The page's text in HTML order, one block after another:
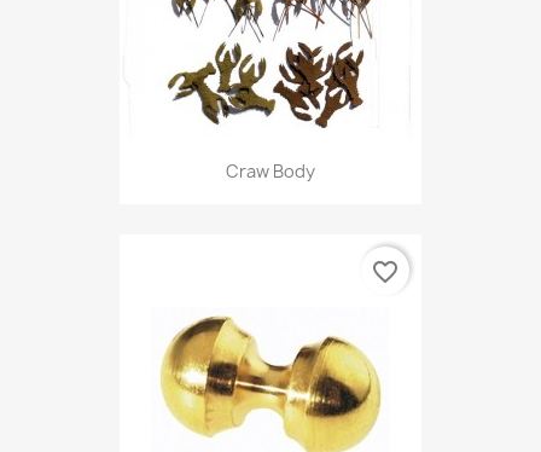
Craw Body
favorite_border